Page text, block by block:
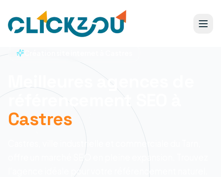
Meilleures agences de
référencement SEO à
Castres
Castres, ville industrielle et commerciale du Tarn,
offre un marché SEO en pleine expansion. Trouvez
l'agence idéale pour votre référencement naturel.